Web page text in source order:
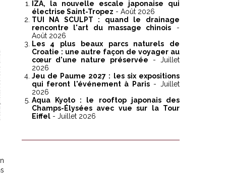
IZA, la nouvelle escale japonaise qui
électrise Saint-Tropez - Août 2026
TUI NA SCULPT : quand le drainage
rencontre l'art du massage chinois -
Août 2026
Les 4 plus beaux parcs naturels de
Croatie : une autre façon de voyager au
cœur d'une nature préservée - Juillet
2026
Jeu de Paume 2027 : les six expositions
qui feront l'événement à Paris- Juillet
2026
Aqua Kyoto : le rooftop japonais des
Champs-Élysées avec vue sur la Tour
Eiffel- Juillet 2026